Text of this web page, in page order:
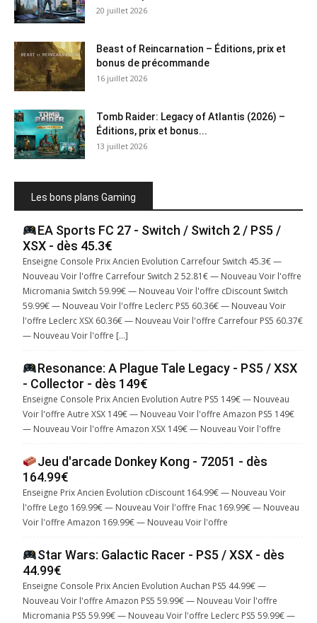
20 juillet 2026
Beast of Reincarnation – Éditions, prix et
bonus de précommande
16 juillet 2026
Tomb Raider: Legacy of Atlantis (2026) –
Éditions, prix et bonus...
13 juillet 2026
Les bons plans Gaming
EA Sports FC 27 - Switch / Switch 2 / PS5 /
XSX - dès 45.3€
Enseigne Console Prix Ancien Evolution Carrefour Switch 45.3€ —
Nouveau Voir l'offre Carrefour Switch 2 52.81€ — Nouveau Voir l'offre
Micromania Switch 59.99€ — Nouveau Voir l'offre cDiscount Switch
59.99€ — Nouveau Voir l'offre Leclerc PS5 60.36€ — Nouveau Voir
l'offre Leclerc XSX 60.36€ — Nouveau Voir l'offre Carrefour PS5 60.37€
— Nouveau Voir l'offre […]
Resonance: A Plague Tale Legacy - PS5 / XSX
- Collector - dès 149€
Enseigne Console Prix Ancien Evolution Autre PS5 149€ — Nouveau
Voir l'offre Autre XSX 149€ — Nouveau Voir l'offre Amazon PS5 149€
— Nouveau Voir l'offre Amazon XSX 149€ — Nouveau Voir l'offre
Jeu d'arcade Donkey Kong - 72051 - dès
164.99€
Enseigne Prix Ancien Evolution cDiscount 164.99€ — Nouveau Voir
l'offre Lego 169.99€ — Nouveau Voir l'offre Fnac 169.99€ — Nouveau
Voir l'offre Amazon 169.99€ — Nouveau Voir l'offre
Star Wars: Galactic Racer - PS5 / XSX - dès
44.99€
Enseigne Console Prix Ancien Evolution Auchan PS5 44.99€ —
Nouveau Voir l'offre Amazon PS5 59.99€ — Nouveau Voir l'offre
Micromania PS5 59.99€ — Nouveau Voir l'offre Leclerc PS5 59.99€ —